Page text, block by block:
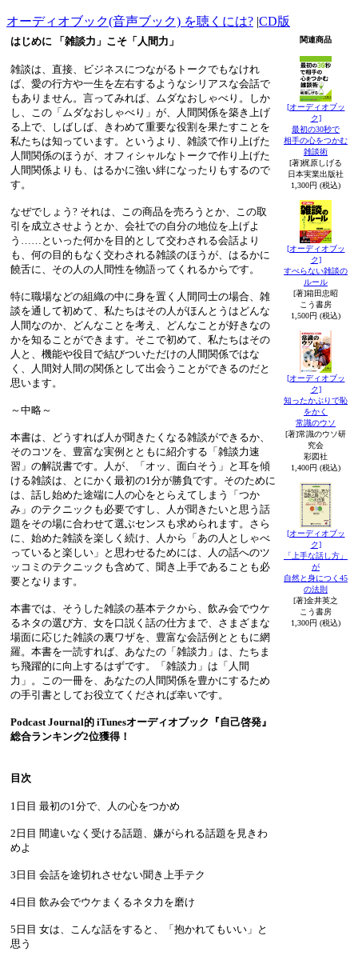
オーディオブック(音声ブック) を聴くには? |CD版
はじめに 「雑談力」こそ「人間力」
雑談は、直接、ビジネスにつながるトークでもなけれ
ば、愛の行方や一生を左右するようなシリアスな会話で
もありません。言ってみれば、ムダなおしゃべり。しか
し、この「ムダなおしゃべり」が、人間関係を築き上げ
る上で、しばしば、きわめて重要な役割を果たすことを
私たちは知っています。というより、雑談で作り上げた
人間関係のほうが、オフィシャルなトークで作り上げた
人間関係よりも、はるかに強い絆になったりもするので
す。
なぜでしょう? それは、この商品を売ろうとか、この取
引を成立させようとか、会社での自分の地位を上げよ
う……といった何かを目的として交わされる会話より
も、何の目的もなく交わされる雑談のほうが、はるかに
饒舌に、その人の人間性を物語ってくれるからです。
特に職場などの組織の中に身を置く人間同士の場合、雑
談を通して初めて、私たちはその人がほんとうはどんな
人間なのか、どんなことを考え、どんなことが好きなの
かを知ることができます。そこで初めて、私たちはその
人と、機能や役目で結びついただけの人間関係ではな
く、人間対人間の関係として出会うことができるのだと
思います。
～中略～
本書は、どうすれば人が聞きたくなる雑談ができるか、
そのコツを、豊富な実例とともに紹介する「雑談力速
習」の解説書です。人が、「オッ、面白そう」と耳を傾
ける雑談は、とにかく最初の1分が勝負です。そのために
は、話し始めた途端に人の心をとらえてしまう「つか
み」のテクニックも必要ですし、人が聞きたいと思う話
題をその場に合わせて選ぶセンスも求められます。さら
に、始めた雑談を楽しく続け、人から「あの人としゃべ
っていると楽しい」と思わせるためには、人の話へのツ
ッコミのテクニックも含めて、聞き上手であることも必
要となります。
本書では、そうした雑談の基本テクから、飲み会でウケ
るネタの選び方、女を口説く話の仕方まで、さまざまな
場面に応じた雑談の裏ワザを、豊富な会話例とともに網
羅。本書を一読すれば、あなたの「雑談力」は、たちま
ち飛躍的に向上するはずです。「雑談力」は「人間
力」。この一冊を、あなたの人間関係を豊かにするため
の手引書としてお役立てくだされば幸いです。
Podcast Journal的 iTunesオーディオブック『自己啓発』
総合ランキング2位獲得！
目次
1日目 最初の1分で、人の心をつかめ
2日目 間違いなく受ける話題、嫌がられる話題を見きわ
めよ
3日目 会話を途切れさせない聞き上手テク
4日目 飲み会でウケまくるネタ力を磨け
5日目 女は、こんな話をすると、「抱かれてもいい」と
思う
関連商品
[オーディオブッ
ク]
最初の30秒で
相手の心をつかむ
雑談術
[著]梶原しげる
日本実業出版社
1,300円 (税込)
[オーディオブッ
ク]
すべらない雑談の
ルール
[著]箱田忠昭
こう書房
1,500円 (税込)
[オーディオブッ
ク]
知ったかぶりで恥
をかく
常識のウソ
[著]常識のウソ研
究会
彩図社
1,400円 (税込)
[オーディオブッ
ク]
「上手な話し方」
が
自然と身につく45
の法則
[著]金井英之
こう書房
1,300円 (税込)